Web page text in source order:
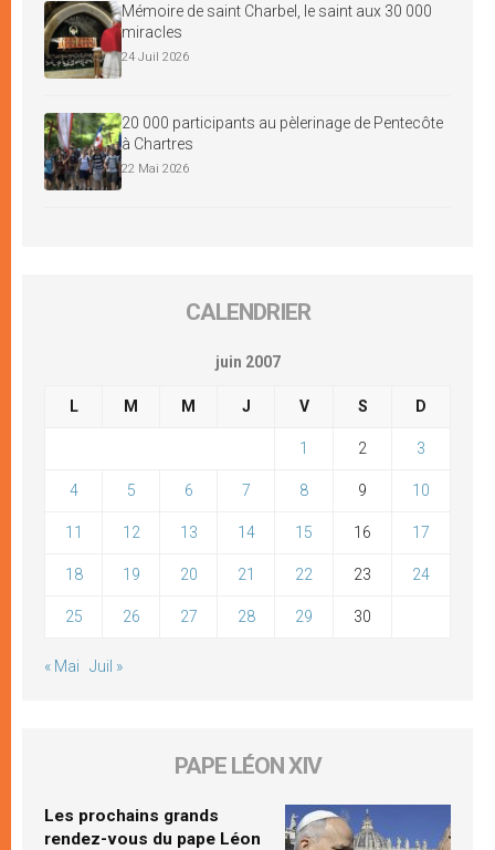
Mémoire de saint Charbel, le saint aux 30 000
miracles
24 Juil 2026
20 000 participants au pèlerinage de Pentecôte
à Chartres
22 Mai 2026
CALENDRIER
juin 2007
L M M J V S D
1 2 3
4 5 6 7 8 9 10
11 12 13 14 15 16 17
18 19 20 21 22 23 24
25 26 27 28 29 30
« Mai Juil »
PAPE LÉON XIV
Les prochains grands
rendez-vous du pape Léon